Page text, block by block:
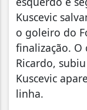
Kuscevic
o goleiro do
finalização. O
Ricardo,
Kuscevic
linha.